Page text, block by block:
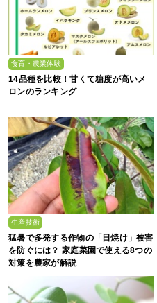
食育・農業体験
14品種を比較！甘くて糖度が高いメ
ロンのランキング
生産技術
猛暑で多発する作物の「日焼け」被害
を防ぐには？ 家庭菜園で使える8つの
対策を農家が解説